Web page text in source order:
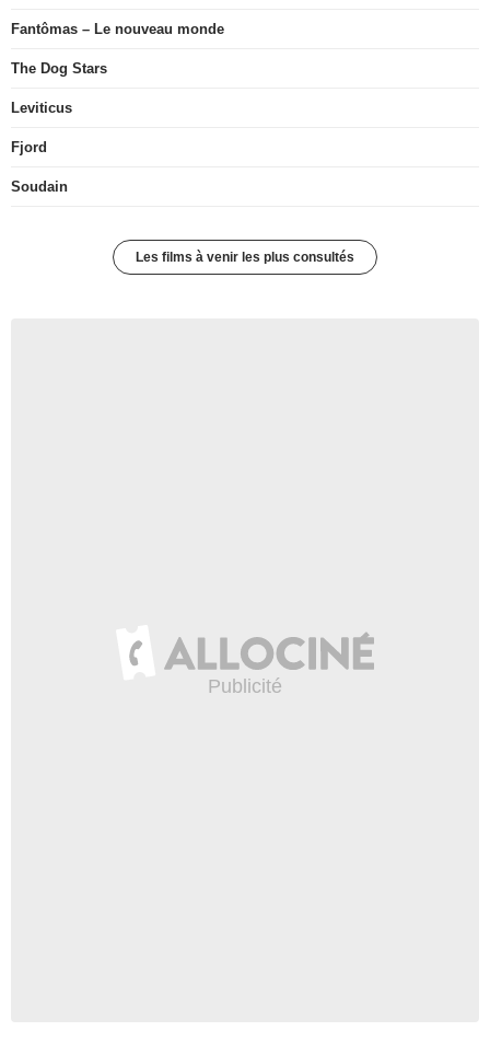
Fantômas – Le nouveau monde
The Dog Stars
Leviticus
Fjord
Soudain
Les films à venir les plus consultés